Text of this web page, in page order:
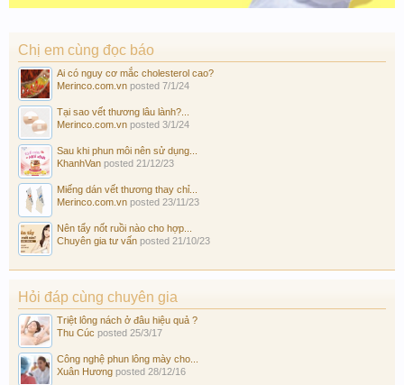
Chị em cùng đọc báo
Ai có nguy cơ mắc cholesterol cao?
Merinco.com.vn posted 7/1/24
Tại sao vết thương lâu lành?...
Merinco.com.vn posted 3/1/24
Sau khi phun môi nên sử dụng...
KhanhVan posted 21/12/23
Miếng dán vết thương thay chỉ...
Merinco.com.vn posted 23/11/23
Nên tẩy nốt ruồi nào cho hợp...
Chuyên gia tư vấn posted 21/10/23
Hỏi đáp cùng chuyên gia
Triệt lông nách ở đâu hiệu quả ?
Thu Cúc posted 25/3/17
Công nghệ phun lông mày cho...
Xuân Hương posted 28/12/16